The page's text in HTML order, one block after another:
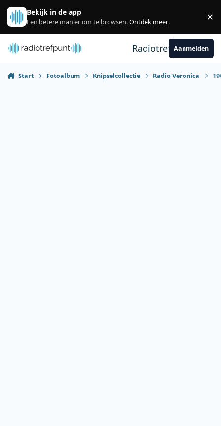
Spring naar bijdragen
Bekijk in de app
Een betere manier om te browsen.Ontdek meer. ×
RadiotrefpuntAanmelden
Start Fotoalbum Knipselcollectie Radio Veronica